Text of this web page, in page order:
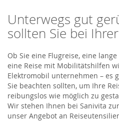
Unterwegs gut
sollten Sie bei
Ob Sie eine Flugreise, eine
eine Reise mit Mobilitätshilfen
Elektromobil unternehmen – es
Sie beachten sollten, um Ihre
reibungslos wie möglich zu
Wir stehen Ihnen bei Sanivita
unser Angebot an